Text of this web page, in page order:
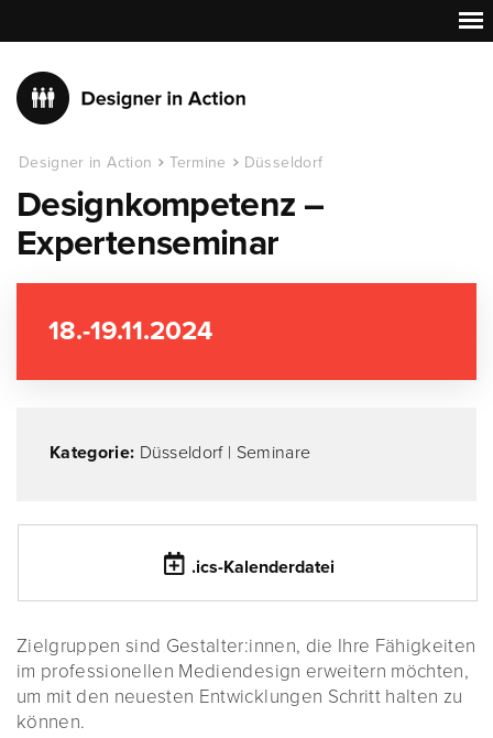
Designer in Action Termine Düsseldorf
Designkompetenz –
Expertenseminar
18.-19.11.2024
Kategorie: Düsseldorf| Seminare
.ics-Kalenderdatei
Zielgruppen sind Gestalter:innen, die Ihre Fähigkeiten
im professionellen Mediendesign erweitern möchten,
um mit den neuesten Entwicklungen Schritt halten zu
können.